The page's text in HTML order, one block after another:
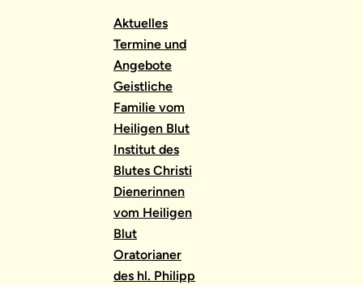
Aktuelles
Termine und
Angebote
Geistliche
Familie vom
Heiligen Blut
Institut des
Blutes Christi
Dienerinnen
vom Heiligen
Blut
Oratorianer
des hl. Philipp